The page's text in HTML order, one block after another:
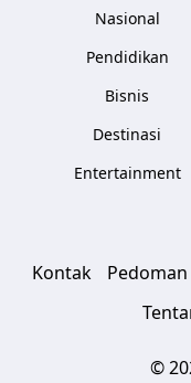
Nasional
Pendidikan
Bisnis
Destinasi
Entertainment
Kontak
©